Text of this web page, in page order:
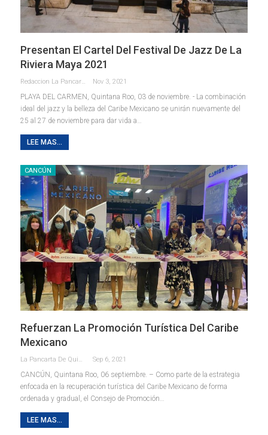
Presentan El Cartel Del Festival De Jazz De La
Riviera Maya 2021
Redaccion La Pancarta De Quintana Roo Nov 3, 2021
PLAYA DEL CARMEN, Quintana Roo, 03 de noviembre. - La combinación
ideal del jazz y la belleza del Caribe Mexicano se unirán nuevamente del
25 al 27 de noviembre para dar vida a…
LEE MAS...
CANCÚN
Refuerzan La Promoción Turística Del Caribe
Mexicano
Sep 6, 2021
CANCÚN, Quintana Roo, 06 septiembre. – Como parte de la estrategia
enfocada en la recuperación turística del Caribe Mexicano de forma
ordenada y gradual, el Consejo de Promoción
LEE MAS...